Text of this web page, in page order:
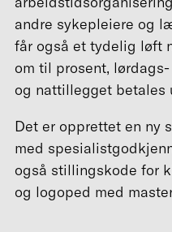
andre sykepleiere og
får også et tydelig løft
om til prosent,
og nattillegget betales
Det er opprettet en ny
med
også stillingskode for
og logoped med